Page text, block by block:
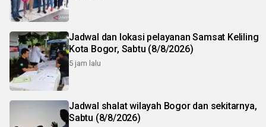
Jadwal dan lokasi pelayanan Samsat Keliling
Kota Bogor, Sabtu (8/8/2026)
5 jam lalu
Jadwal shalat wilayah Bogor dan sekitarnya,
Sabtu (8/8/2026)